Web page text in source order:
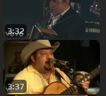
3:32
3:37